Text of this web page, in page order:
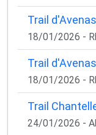
🚴‍♂️
Rejoignez des
recevez chaque
Trail
18/01/2026 -
Trail
18/01/2026 -
Trail
24/01/2026 -